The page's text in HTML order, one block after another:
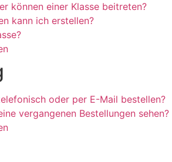
können einer Klasse beitreten?
kann ich erstellen?
oder per E-Mail bestellen?
vergangenen Bestellungen sehen?